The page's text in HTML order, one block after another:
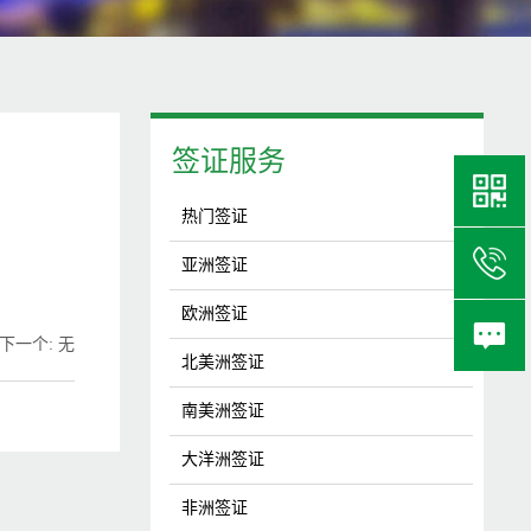
一个: 无
签证服务
热门签证
亚洲签证
欧洲签证
北美洲签证
南美洲签证
大洋洲签证
非洲签证
